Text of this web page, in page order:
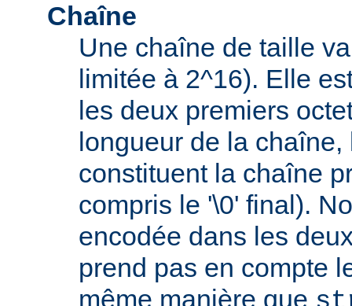
Chaîne
Une chaîne de taille
limitée à 2^16). Elle
les deux premiers
longueur de la
constituent la chaîne
compris le '\0' final).
encodée dans les
prend pas en compte
même manière que